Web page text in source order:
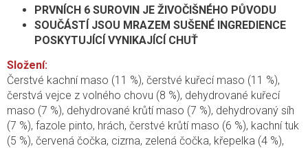
PRVNÍCH 6 SUROVIN JE ŽIVOČIŠNÉHO PŮVODU
SOUČÁSTÍ JSOU MRAZEM SUŠENÉ INGREDIENCE
POSKYTUJÍCÍ VYNIKAJÍCÍ CHUŤ
Složení:
Čerstvé kachní maso (11 %), čerstvé kuřecí maso (11 %),
čerstvá vejce z volného chovu (8 %), dehydrované kuřecí
maso (7 %), dehydrované krůtí maso (7 %), dehydrovaný síh
(7 %), fazole pinto, hrách, čerstvé krůtí maso (6 %), kachní tuk
(5 %), červená čočka, cizrna, zelená čočka, křepelka (4 %),